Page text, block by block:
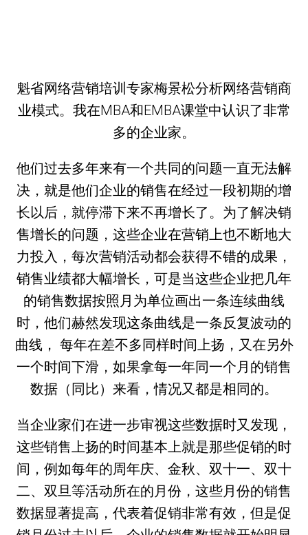
魁省网络营销培训专家梅景松分析网络营销商
业模式。我在MBA和EMBA课堂中认识了非常
多的企业家。
他们过去多年来有一个共同的问题一直无法解
决，就是他们企业的销售在经过一段初期的增
长以后，就停滞下来不再增长了。为了解决销
售增长的问题，这些企业在营销上也不断地大
力投入，每次营销活动都会获得不错的成果，
销售业绩都大幅增长，可是当这些企业把几年
的销售数据按照月为单位画出一条连续曲线
时，他们赫然发现这条曲线是一条反复波动的
曲线， 每年在差不多同样时间上扬，又在另外
一个时间下滑，如果拿每一年同一个月的销售
数据（同比）来看，情况又都是相同的。
当企业家们在进一步审视这些数据时又发现，
这些销售上扬的时间基本上就是那些促销的时
间，例如每年的周年庆、金秋、双十一、双十
二、双旦等活动所在的月份，这些月份的销售
数据显著提高，代表着促销非常有效，但是促